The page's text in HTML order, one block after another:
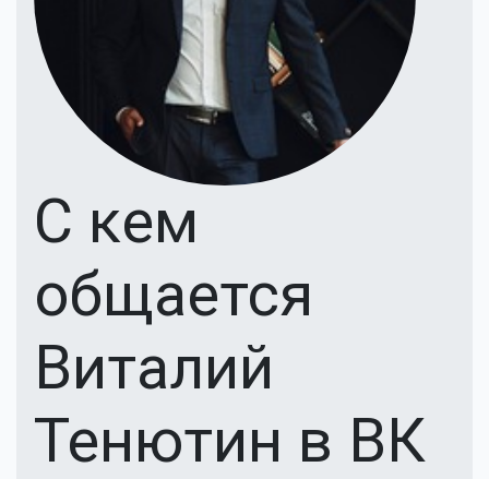
С кем
общается
Виталий
Тенютин в ВК